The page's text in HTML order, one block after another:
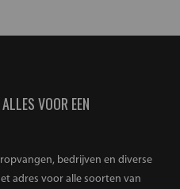
VOOR EEN
bedrijven en diverse
adres voor alle soorten van